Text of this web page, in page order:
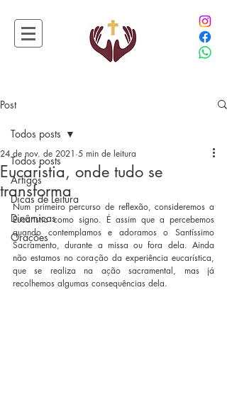
Post
Todos posts
Artigos
Dicas de Leitura
Dinâmicas
Orações
Todos posts
Eucaristia, onde tudo se
transforma
24 de nov. de 2021 5 min de leitura
Num primeiro percurso de reflexão, consideremos a
Eucaristia como signo. É assim que a percebemos
quando contemplamos e adoramos o Santíssimo
Sacramento, durante a missa ou fora dela. Ainda
não estamos no coração da experiência eucarística,
que se realiza na ação sacramental, mas já
recolhemos algumas consequências dela.